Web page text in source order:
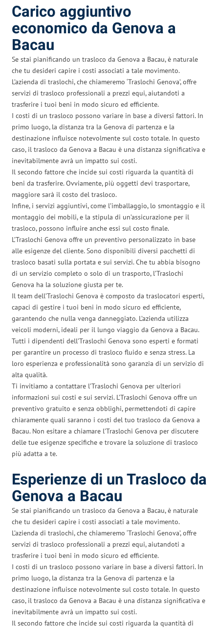
Carico aggiuntivo
economico da Genova a
Bacau
Se stai pianificando un trasloco da Genova a Bacau, è naturale
che tu desideri capire i costi associati a tale movimento.
L’azienda di traslochi, che chiameremo ‘Traslochi Genova’, offre
servizi di trasloco professionali a prezzi equi, aiutandoti a
trasferire i tuoi beni in modo sicuro ed efficiente.
I costi di un trasloco possono variare in base a diversi fattori. In
primo luogo, la distanza tra la Genova di partenza e la
destinazione influisce notevolmente sul costo totale. In questo
caso, il trasloco da Genova a Bacau è una distanza significativa e
inevitabilmente avrà un impatto sui costi.
Il secondo fattore che incide sui costi riguarda la quantità di
beni da trasferire. Ovviamente, più oggetti devi trasportare,
maggiore sarà il costo del trasloco.
Infine, i servizi aggiuntivi, come l’imballaggio, lo smontaggio e il
montaggio dei mobili, e la stipula di un’assicurazione per il
trasloco, possono influire anche essi sul costo finale.
L’Traslochi Genova offre un preventivo personalizzato in base
alle esigenze del cliente. Sono disponibili diversi pacchetti di
trasloco basati sulla portata e sui servizi. Che tu abbia bisogno
di un servizio completo o solo di un trasporto, l’Traslochi
Genova ha la soluzione giusta per te.
Il team dell’Traslochi Genova è composto da traslocatori esperti,
capaci di gestire i tuoi beni in modo sicuro ed efficiente,
garantendo che nulla venga danneggiato. L’azienda utilizza
veicoli moderni, ideali per il lungo viaggio da Genova a Bacau.
Tutti i dipendenti dell’Traslochi Genova sono esperti e formati
per garantire un processo di trasloco fluido e senza stress. La
loro esperienza e professionalità sono garanzia di un servizio di
alta qualità.
Ti invitiamo a contattare l’Traslochi Genova per ulteriori
informazioni sui costi e sui servizi. L’Traslochi Genova offre un
preventivo gratuito e senza obblighi, permettendoti di capire
chiaramente quali saranno i costi del tuo trasloco da Genova a
Bacau. Non esitare a chiamare l’Traslochi Genova per discutere
delle tue esigenze specifiche e trovare la soluzione di trasloco
più adatta a te.
Esperienze di un Trasloco da
Genova a Bacau
Se stai pianificando un trasloco da Genova a Bacau, è naturale
che tu desideri capire i costi associati a tale movimento.
L’azienda di traslochi, che chiameremo ‘Traslochi Genova’, offre
servizi di trasloco professionali a prezzi equi, aiutandoti a
trasferire i tuoi beni in modo sicuro ed efficiente.
I costi di un trasloco possono variare in base a diversi fattori. In
primo luogo, la distanza tra la Genova di partenza e la
destinazione influisce notevolmente sul costo totale. In questo
caso, il trasloco da Genova a Bacau è una distanza significativa e
inevitabilmente avrà un impatto sui costi.
Il secondo fattore che incide sui costi riguarda la quantità di